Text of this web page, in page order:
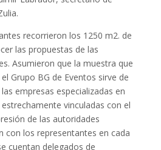
recorrieron los 1250 m2. de
las propuestas de las
Asumieron que la muestra que
Grupo BG de Eventos sirve de
empresas especializadas en
vinculadas con el
de las autoridades
con los representantes en cada
cuentan delegados de